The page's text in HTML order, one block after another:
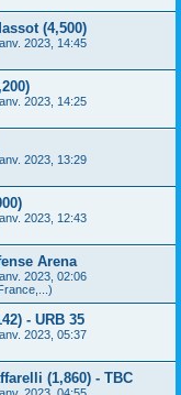
(4,500)
2023, 14:45
2023, 14:25
2023, 13:29
2023, 12:43
Arena
2023, 02:06
- URB 35
2023, 05:37
(1,860) - TBC
2023, 04:55